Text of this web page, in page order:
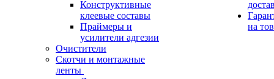
Конструктивные
клеевые составы
Праймеры и
усилители адгезии
Очистители
Скотчи и монтажные
ленты
на